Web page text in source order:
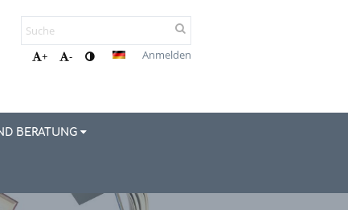
+ - Anmelden
BERATUNG